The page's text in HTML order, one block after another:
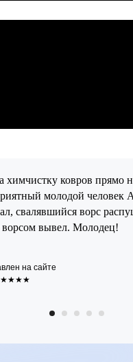
химчистку ковров прямо
молодой человек
свалявшийся ворс
ворсом вывел. Молодец!
на сайте